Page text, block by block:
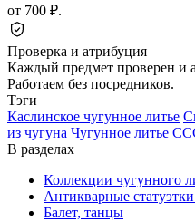
от 700 ₽.
Проверка и атрибуция
Каждый предмет проверен и
Работаем без посредников.
Тэги
Каслинское чугунное литье
из чугуна Чугунное литье
В разделах
Коллекции чугунного
Антикварные
Балет, танцы